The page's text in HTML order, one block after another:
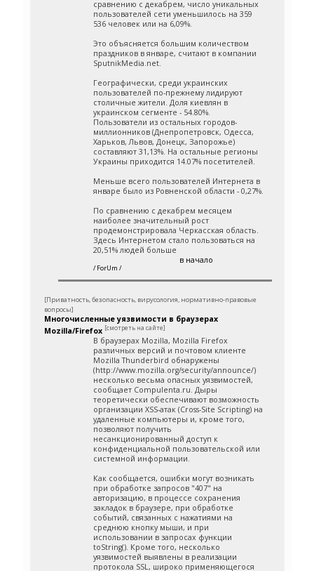
сравнению с декабрем, число уникальных
пользователей сети уменьшилось на 359
536 человек или на 6,09%.
Это объясняется большим количеством
праздников в январе, считают в компании
SputnikMedia.net.
Географически, среди украинских
пользователей по-прежнему лидируют
столичные жители. Доля киевлян в
украинском сегменте - 54.80%.
Пользователи из остальных городов-
миллионников (Днепропетровск, Одесса,
Харьков, Львов, Донецк, Запорожье)
составляют 31,13%. На остальные регионы
Украины приходится 14.07% посетителей.
Меньше всего пользователей Интернета в
январе было из Ровненской области - 0,27%.
По сравнению с декабрем месяцем
наиболее значительный рост
продемонстрировала Черкасская область.
Здесь Интернетом стало пользоваться на
20,51% людей больше
/ ForUm /
в начало
[Приватность, безопасность, вирусология, нормативно-правовые
вопросы]
Многочисленные уязвимости в браузерах
Mozilla/Firefox [смотреть на сайте]
В браузерах Mozilla, Mozilla Firefox
различных версий и почтовом клиенте
Mozilla Thunderbird обнаружены
(http://www.mozilla.org/security/announce/)
несколько весьма опасных уязвимостей,
сообщает Compulenta.ru. Дыры
теоретически обеспечивают возможность
организации XSS-атак (Cross-Site Scripting) на
удаленные компьютеры и, кроме того,
позволяют получить
несанкционированный доступ к
конфиденциальной пользовательской или
системной информации.
Как сообщается, ошибки могут возникать
при обработке запросов "407" на
авторизацию, в процессе сохранения
закладок в браузере, при обработке
событий, связанных с нажатиями на
среднюю кнопку мыши, и при
использовании в запросах функции
toString(). Кроме того, несколько
уязвимостей выявлены в реализации
протокола SSL, широко применяющегося